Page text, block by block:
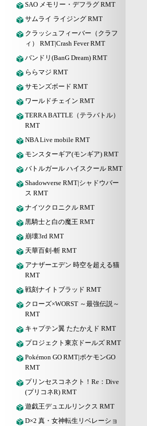
SAO メモリー・デフラグ RMT
サムライ ライジング RMT
クラッシュフィーバー（クラフ
ィ） RMT|Crash Fever RMT
バンドリ(BanG Dream) RMT
ららマジ RMT
サモンズボード RMT
ワールドチェイン RMT
TERRA BATTLE（テラバトル）
RMT
NBA Live mobile RMT
モンスターギア(モンギア) RMT
バトルガール ハイスクール RMT
Shadowverse RMT|シャドウバー
ス RMT
ナイツクロニクル RMT
黒騎士と白の魔王 RMT
崩壊3rd RMT
天華百剣-斬 RMT
アナザーエデン 時空を超える猫
RMT
戦刻ナイトブラッド RMT
クローズ×WORST ～最強伝説～
RMT
キャプテン翼 たたかえド RMT
プロジェクト東京ドールズ RMT
Pokémon GO RMT|ポケモンGO
RMT
プリンセスコネクト！Re：Dive
(プリコネR) RMT
遊戯王デュエルリンクス RMT
D×2 真・女神転生リベレーショ